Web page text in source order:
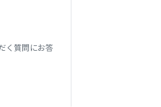
く質問にお答